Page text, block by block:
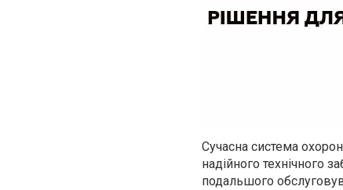
Сучасна система
надійного технічного
подальшого